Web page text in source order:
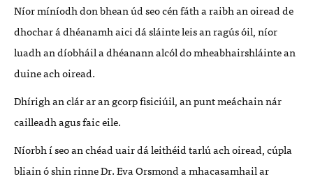
Níor míníodh don bhean úd seo cén fáth a raibh an oiread de
dhochar á dhéanamh aici dá sláinte leis an ragús óil, níor
luadh an díobháil a dhéanann alcól do mheabhairshláinte an
duine ach oiread.
Dhírigh an clár ar an gcorp fisiciúil, an punt meáchain nár
cailleadh agus faic eile.
Níorbh í seo an chéad uair dá leithéid tarlú ach oiread, cúpla
bliain ó shin rinne Dr. Eva Orsmond a mhacasamhail ar